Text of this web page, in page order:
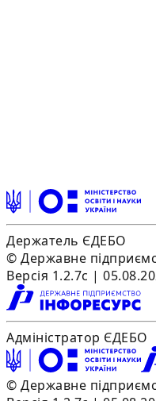
Держатель ЄДЕБО
© Державне
Версія 1.2.7c |
Адміністратор ЄДЕБО
© Державне